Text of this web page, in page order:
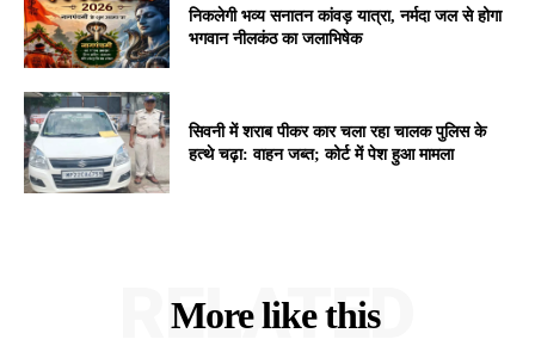
निकलेगी भव्य सनातन कांवड़ यात्रा, नर्मदा जल से होगा
भगवान नीलकंठ का जलाभिषेक
सिवनी में शराब पीकर कार चला रहा चालक पुलिस के
हत्थे चढ़ा: वाहन जब्त; कोर्ट में पेश हुआ मामला
More like this
RELATED